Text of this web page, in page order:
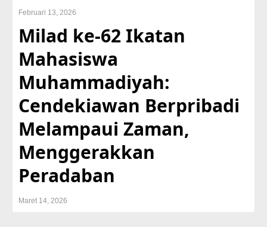
Februari 13, 2026
Milad ke-62 Ikatan
Mahasiswa
Muhammadiyah:
Cendekiawan Berpribadi
Melampaui Zaman,
Menggerakkan
Peradaban
Maret 14, 2026